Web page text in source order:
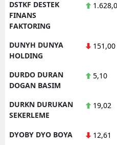
DSTKF DESTEK
FINANS
FAKTORING
DUNYH DUNYA
HOLDING
151,00
DURDO DURAN
DOGAN BASIM
5,10
DURKN DURUKAN
SEKERLEME
19,02
DYOBY DYO BOYA 12,61